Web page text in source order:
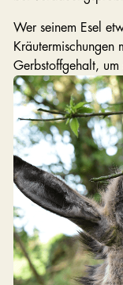
Wer seinem Esel
Kräutermischungen
Gerbstoffgehalt,